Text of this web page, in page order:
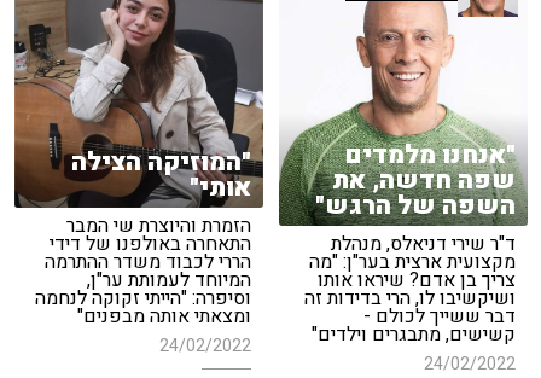
"המוזיקה הצילה
אותי"
הזמרת והיוצרת שי המבר
התאחרה באולפנו של דידי
הררי לכבוד משדר ההתרמה
המיוחד לעמותת ער"ן,
וסיפרה: "הייתי זקוקה לנחמה
ומצאתי אותה מבפנים"
24/02/2022
"אנחנו מלמדים
שפה חדשה, את
השפה של הרגש"
ד"ר שירי דניאלס, מנהלת
מקצועית ארצית בער"ן: "מה
צריך בן אדם? שיראו אותו
ושיקשיבו לו, הרי בדידות זה
דבר ששייך לכולם -
קשישים, מתבגרים וילדים"
24/02/2022